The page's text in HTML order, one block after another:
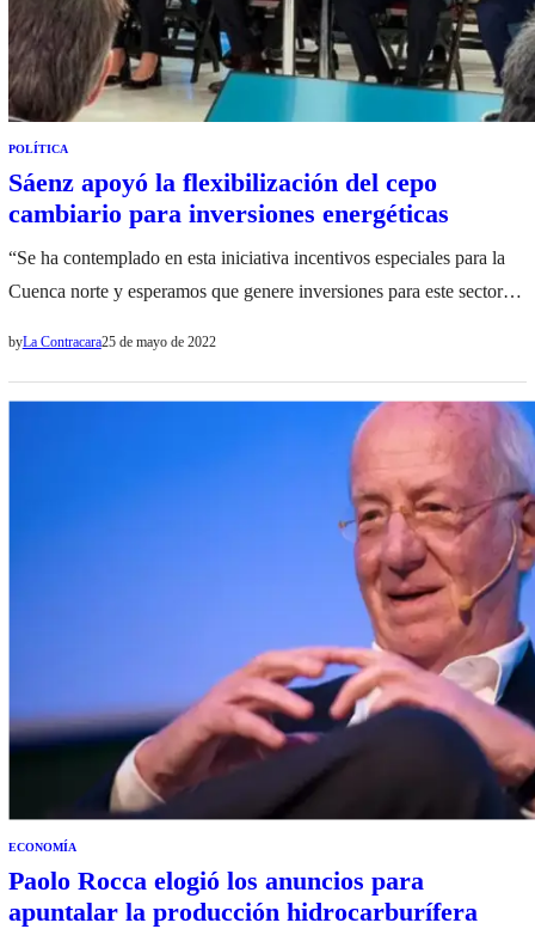
POLÍTICA
Sáenz apoyó la flexibilización del cepo
cambiario para inversiones energéticas
“Se ha contemplado en esta iniciativa incentivos especiales para la
Cuenca norte y esperamos que genere inversiones para este sector
byLa Contracara25 de mayo de 2022
ECONOMÍA
Paolo Rocca elogió los anuncios para
apuntalar la producción hidrocarburífera